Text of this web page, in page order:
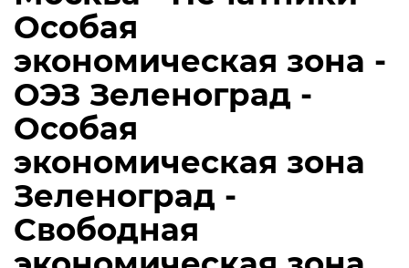
Особая
экономическая зона -
ОЭЗ Зеленоград -
Особая
экономическая зона
Зеленоград -
Свободная